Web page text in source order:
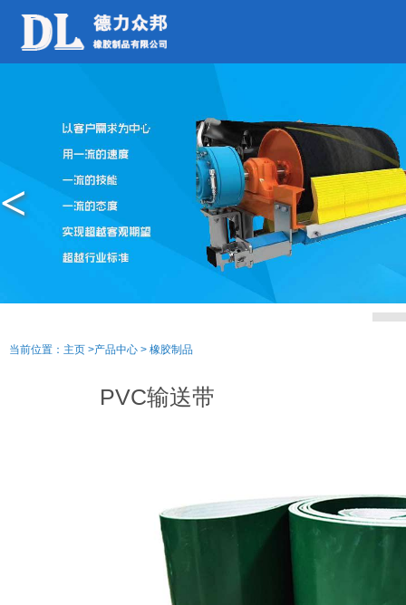
<
当前位置： 主页 >产品中心 > 橡胶制品
PVC输送带